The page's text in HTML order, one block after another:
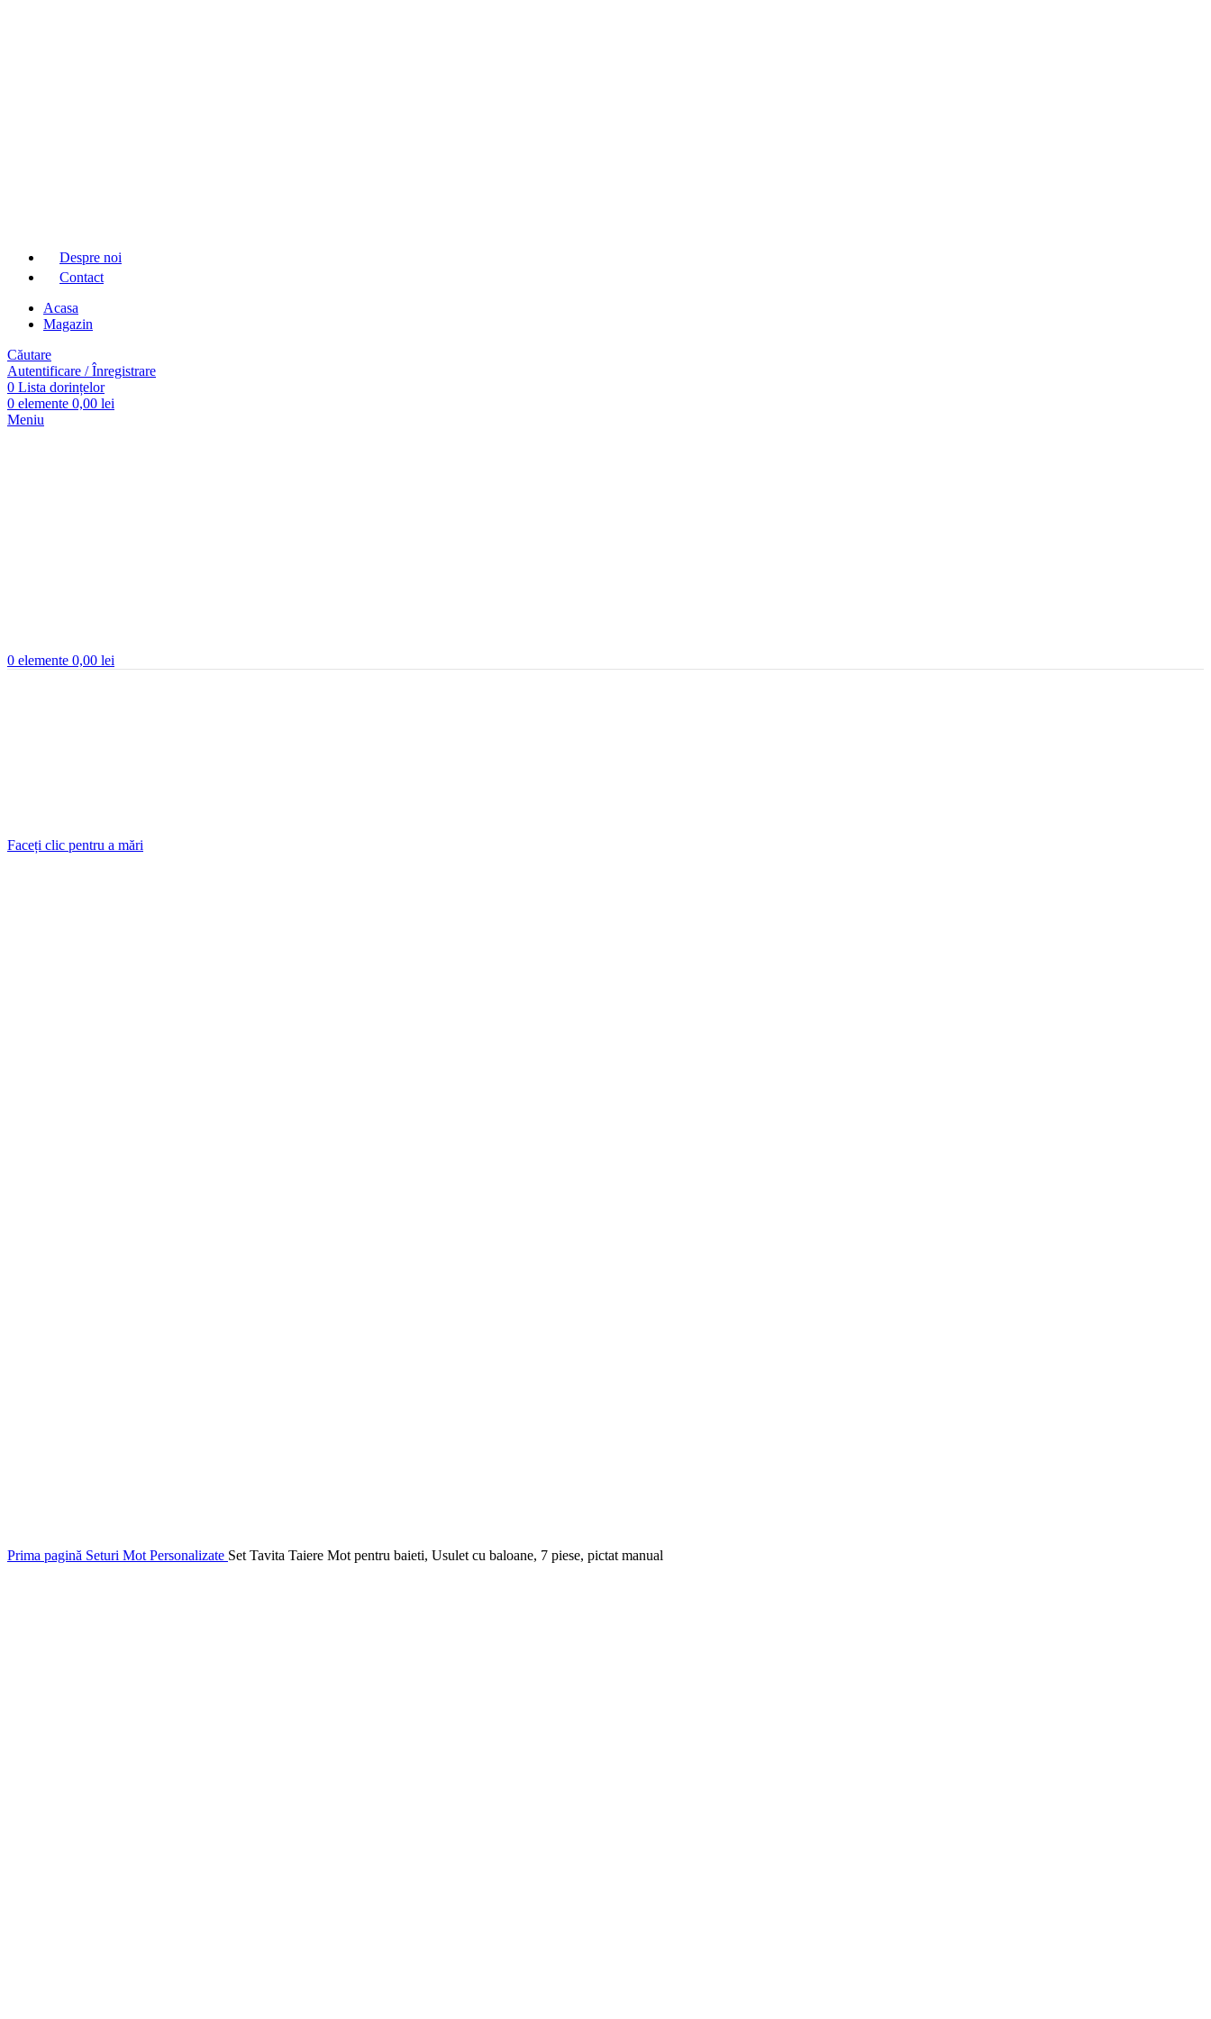
Despre noi
Contact
Acasa
Magazin
Căutare
Autentificare / Înregistrare
0 Lista dorințelor
0 elemente 0,00 lei
Meniu
0 elemente 0,00 lei
Faceți clic pentru a mări
Prima pagină Seturi Mot Personalizate Set Tavita Taiere Mot pentru baieti, Usulet cu baloane, 7 piese, pictat manual